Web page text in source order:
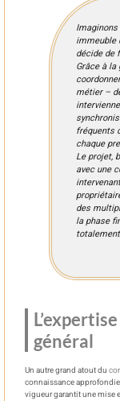
Imaginons
immeuble
décide de
Grâce à
métier –
fréquents
chaque
Le projet,
avec une
des
la phase
général
Un autre grand atout du
connaissance
vigueur garantit une mise